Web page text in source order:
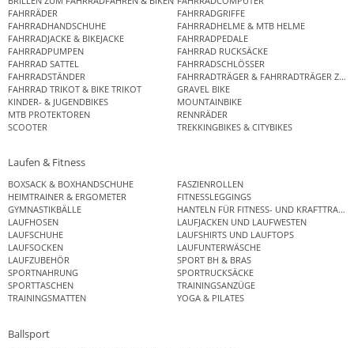
FAHRRÄDER
FAHRRADGRIFFE
FAHRRADHANDSCHUHE
FAHRRADHELME & MTB HELME
FAHRRADJACKE & BIKEJACKE
FAHRRADPEDALE
FAHRRADPUMPEN
FAHRRAD RUCKSÄCKE
FAHRRAD SATTEL
FAHRRADSCHLÖSSER
FAHRRADSTÄNDER
FAHRRADTRÄGER & FAHRRADTRÄGER
FAHRRAD TRIKOT & BIKE TRIKOT
GRAVEL BIKE
KINDER- & JUGENDBIKES
MOUNTAINBIKE
MTB PROTEKTOREN
RENNRÄDER
SCOOTER
TREKKINGBIKES & CITYBIKES
Laufen & Fitness
BOXSACK & BOXHANDSCHUHE
FASZIENROLLEN
HEIMTRAINER & ERGOMETER
FITNESSLEGGINGS
GYMNASTIKBÄLLE
HANTELN FÜR FITNESS- UND
LAUFHOSEN
LAUFJACKEN UND LAUFWESTEN
LAUFSCHUHE
LAUFSHIRTS UND LAUFTOPS
LAUFSOCKEN
LAUFUNTERWÄSCHE
LAUFZUBEHÖR
SPORT BH & BRAS
SPORTNAHRUNG
SPORTRUCKSÄCKE
SPORTTASCHEN
TRAININGSANZÜGE
TRAININGSMATTEN
YOGA & PILATES
Ballsport